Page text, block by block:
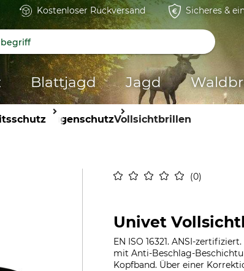
Kostenloser Rückversand Sicheres &
Blattjagd Jagd
AugenschutzVollsichtbrillen
0
Univet
EN ISO 16321. ANSI-
mit Anti-Beschlag-
Kopfband. Über einer